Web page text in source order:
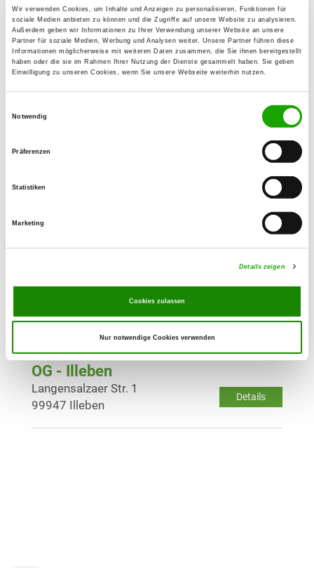
Wir verwenden Cookies, um Inhalte und Anzeigen zu personalisieren, Funktionen für
soziale Medien anbieten zu können und die Zugriffe auf unsere Website zu analysieren.
Außerdem geben wir Informationen zu Ihrer Verwendung unserer Website an unsere
Partner für soziale Medien, Werbung und Analysen weiter. Unsere Partner führen diese
Informationen möglicherweise mit weiteren Daten zusammen, die Sie ihnen bereitgestellt
haben oder die sie im Rahmen Ihrer Nutzung der Dienste gesammelt haben. Sie geben
Einwilligung zu unseren Cookies, wenn Sie unsere Webseite weiterhin nutzen.
Notwendig
Präferenzen
Statistiken
Marketing
Details zeigen
Cookies zulassen
Nur notwendige Cookies verwenden
99869 Sonneborn
OG - Erfurt e.V.
Egstedter Trift
Details
Am Seeberg
99100 Dachwig
OG - Sömmerda e.V.
Details
99610 Sommerda
OG - Illeben
Details
Langensalzaer Str. 1
99947 Illeben